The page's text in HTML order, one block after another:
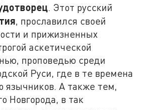
. Этот русский
, прославился своей
и прижизненных
аскетической
проповедью среди
Руси, где в те времена
язычников. А также тем,
Новгорода, в так